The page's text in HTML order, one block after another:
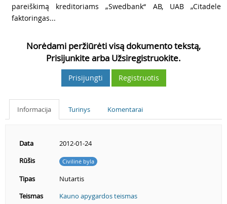
pareiškimą kreditoriams „Swedbank“ AB, UAB „Citadele
faktoringas...
Norėdami peržiūrėti visą dokumento tekstą,
Prisijunkite arba Užsiregistruokite.
Prisijungti Registruotis
Informacija Turinys Komentarai
Data
2012-01-24
Rūšis
Civilinė byla
Tipas
Nutartis
Teismas
Kauno apygardos teismas